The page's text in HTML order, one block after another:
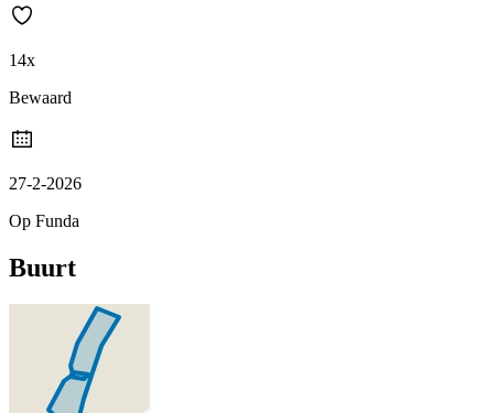
14x
Bewaard
27-2-2026
Op Funda
Buurt